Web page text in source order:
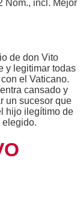
Nom., incl. Mejor
de don Vito
y legitimar todas
el Vaticano.
cansado y
un sucesor que
hijo ilegítimo de
elegido.